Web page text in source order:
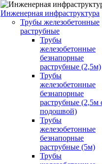
Инженерная инфраструктура
Трубы железобетонные
раструбные
Трубы
железобетонные
безнапорные
раструбные (2,5м)
Трубы
железобетонные
безнапорные
раструбные (2,5м
подошвой)
Трубы
железобетонные
безнапорные
раструбные (5м)
Трубы